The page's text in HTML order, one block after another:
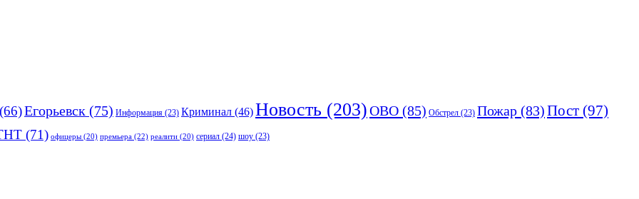
(66)Егорьевск (75) Информация (23) Криминал (46)Новость (203)ОВО (85) Обстрел (23) Пожар (83)Пост (97)
(71) офицеры (20) премьера (22) реалити (20) сериал (24) шоу (23)